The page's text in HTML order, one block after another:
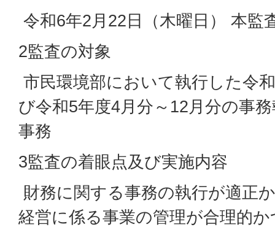
令和6年2月22日（木曜日） 本監
2監査の対象
市民環境部において執行した令
び令和5年度4月分～12月分の事
事務
3監査の着眼点及び実施内容
財務に関する事務の執行が適正
経営に係る事業の管理が合理的